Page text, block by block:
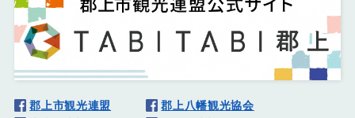
郡上市観光連盟
郡上八幡観光協会